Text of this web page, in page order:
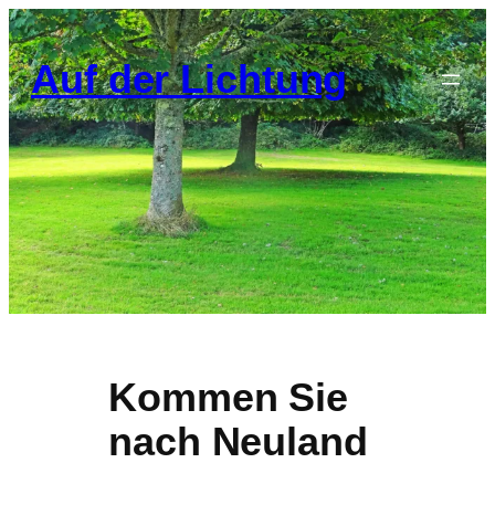
Zum
Inhalt
springen
Auf der Lichtung
Kommen Sie
nach Neuland